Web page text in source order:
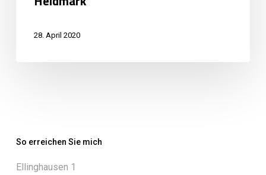
28. April 2020
So erreichen Sie mich
Ellinghausen 1